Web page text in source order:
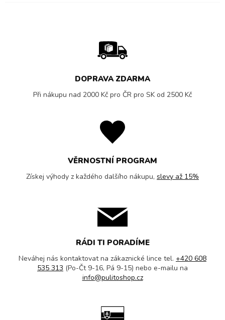
DOPRAVA ZDARMA
Při nákupu nad 2000 Kč pro ČR pro SK od 2500 Kč
VĚRNOSTNÍ PROGRAM
Získej výhody z každého dalšího nákupu, slevy až 15%
RÁDI TI PORADÍME
Neváhej nás kontaktovat na zákaznické lince tel. +420 608
535 313 (Po-Čt 9-16, Pá 9-15) nebo e-mailu na
info@pulitoshop.cz